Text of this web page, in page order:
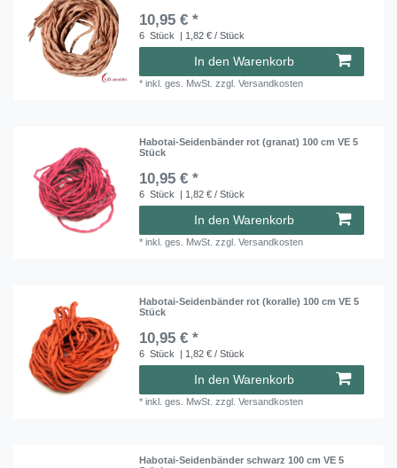
10,95 € *
6 Stück | 1,82 € / Stück
In den Warenkorb
*inkl. ges. MwSt. zzgl.Versandkosten
Habotai-Seidenbänder rot (granat) 100 cm VE 5
Stück
10,95 € *
6 Stück | 1,82 € / Stück
In den Warenkorb
*inkl. ges. MwSt. zzgl.Versandkosten
Habotai-Seidenbänder rot (koralle) 100 cm VE 5
Stück
10,95 € *
6 Stück | 1,82 € / Stück
In den Warenkorb
*inkl. ges. MwSt. zzgl.Versandkosten
Habotai-Seidenbänder schwarz 100 cm VE 5